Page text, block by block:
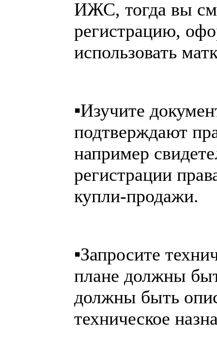
ИЖС, тогда вы
регистрацию,
использовать
▪️Изучите
подтверждают
например
регистрации
купли-продажи.
▪️Запросите
плане должны
должны быть
техническое